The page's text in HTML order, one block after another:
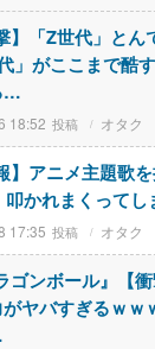
】「Z世代」と
」がここまで酷
…
18:52 オタク
】アニメ主題歌
かれまくってし
17:35 オタク
ゴンボール』【
ヤバすぎるｗｗ